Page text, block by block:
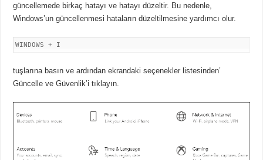
güncellemede birkaç hatayı ve hatayı düzeltir. Bu nedenle,
Windows’un güncellenmesi hataların düzeltilmesine yardımcı olur.
WINDOWS + I
tuşlarına basın ve ardından ekrandaki seçenekler listesinden’
Güncelle ve Güvenlik’i tıklayın.